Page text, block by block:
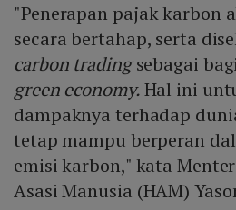
"Penerapan pajak karbon
secara bertahap, serta
carbon tradingsebagai
green economy.Hal ini
dampaknya terhadap
tetap mampu berperan
emisi karbon," kata
Asasi Manusia (HAM)